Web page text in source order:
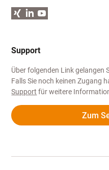
XingLinkedIn
YouTube
Support
Über folgenden Link gelangen
Falls Sie noch keinen Zugang
Support für weitere
Zum